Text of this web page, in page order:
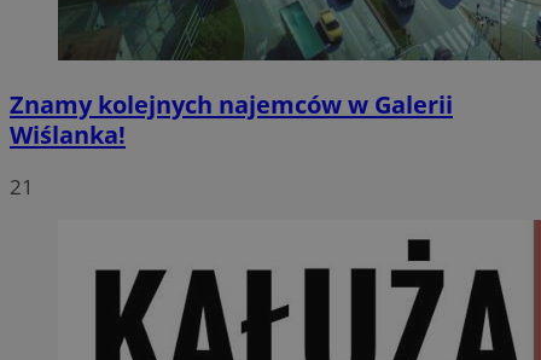
Znamy kolejnych najemców w Galerii
Wiślanka!
21